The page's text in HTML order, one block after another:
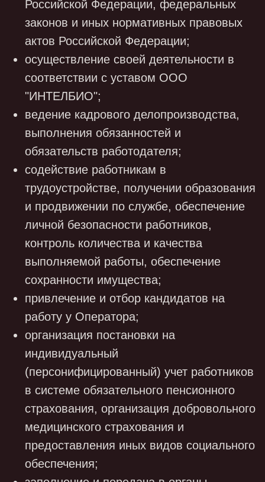
акций, мероприятий и т.п.
проведение обучающих мероприятий
улучшения сервиса
3.2. В соответствии с целями, указанными в
п. 3.1 Политики, в Обществе
обрабатываются следующие персональные
данные:
Общество:
фамилия, имя, отчество;
гражданство;
дата и место рождения;
контактные данные;
квалификации;
иные персональные данные,
сообщаемые кандидатами в резюме и
сопроводительных письмах.
3.2.2. Работники и бывшие работники
Общества:
пол;
гражданство;
изображение (фотография),
видеоизображение;
паспортные данные;
адрес фактического проживания;
контактные данные;
налогоплательщика;
страховой номер индивидуального
лицевого счета (СНИЛС);